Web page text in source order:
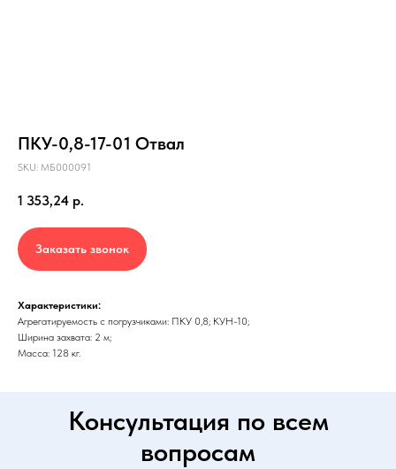
ПКУ-0,8-17-01 Отвал
SKU: МБ000091
1 353,24 р.
Заказать звонок
Характеристики:
Агрегатируемость с погрузчиками: ПКУ 0,8; КУН-10;
Ширина захвата: 2 м;
Масса: 128 кг.
Консультация по всем
вопросам